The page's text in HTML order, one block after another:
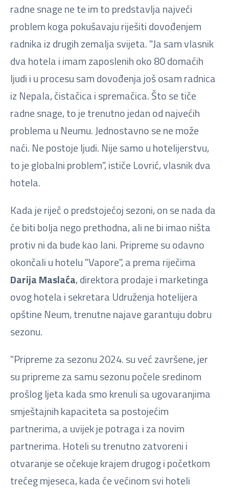
radne snage ne te im to predstavlja najveći
problem koga pokušavaju riješiti dovođenjem
radnika iz drugih zemalja svijeta. "Ja sam vlasnik
dva hotela i imam zaposlenih oko 80 domaćih
ljudi i u procesu sam dovođenja još osam radnica
iz Nepala, čistačica i spremačica. Što se tiče
radne snage, to je trenutno jedan od najvećih
problema u Neumu. Jednostavno se ne može
naći. Ne postoje ljudi. Nije samo u hotelijerstvu,
to je globalni problem", ističe Lovrić, vlasnik dva
hotela.
Kada je riječ o predstojećoj sezoni, on se nada da
će biti bolja nego prethodna, ali ne bi imao ništa
protiv ni da bude kao lani. Pripreme su odavno
okončali u hotelu "Vapore", a prema riječima
Darija Maslaća, direktora prodaje i marketinga
ovog hotela i sekretara Udruženja hotelijera
opštine Neum, trenutne najave garantuju dobru
sezonu.
"Pripreme za sezonu 2024. su već završene, jer
su pripreme za samu sezonu počele sredinom
prošlog ljeta kada smo krenuli sa ugovaranjima
smještajnih kapaciteta sa postojećim
partnerima, a uvijek je potraga i za novim
partnerima. Hoteli su trenutno zatvoreni i
otvaranje se očekuje krajem drugog i početkom
trećeg mjeseca, kada će većinom svi hoteli